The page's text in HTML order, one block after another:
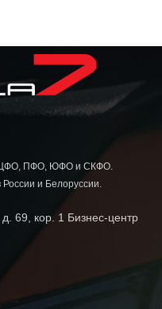
ЦФО, ПФО, ЮФО и СКФО.
и Белоруссии.
69, кор. 1 Бизнес-центр